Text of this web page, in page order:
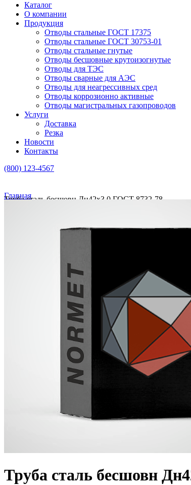
Каталог
О компании
Продукция
Отводы стальные ГОСТ 17375
Отводы стальные ГОСТ 30753-01
Отводы стальные гнутые
Отводы бесшовные крутоизогнутые
Отводы для ТЭС
Отводы сварные для АЭС
Отводы для неагрессивных сред
Отводы коррозионно активные
Отводы магистральных газопроводов
Услуги
Доставка
Резка
Новости
Контакты
(800) 123-4567
Главная
Труба сталь бесшовн Дн42х3,0 ГОСТ 8732-78
Труба сталь бесшовн